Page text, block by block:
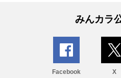
みんカラ
Facebook X